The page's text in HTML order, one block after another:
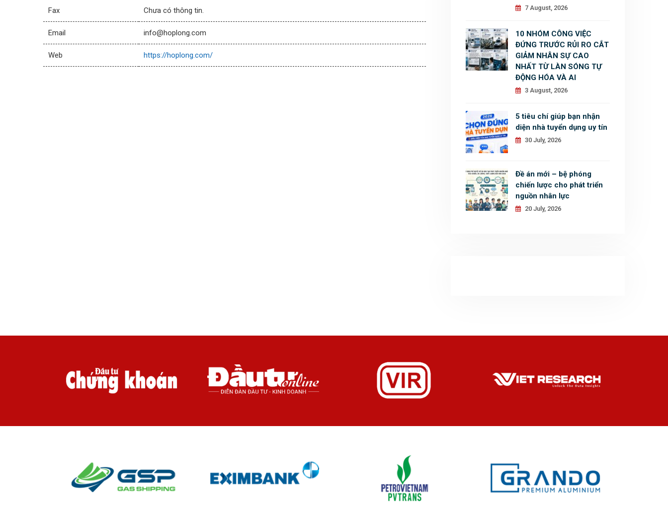
Fax Chưa có thông tin.
Email info@hoplong.com
Web https://hoplong.com/
7 August, 2026
10 NHÓM CÔNG VIỆC
ĐỨNG TRƯỚC RỦI RO CẮT
GIẢM NHÂN SỰ CAO
NHẤT TỪ LÀN SÓNG TỰ
ĐỘNG HÓA VÀ AI
3 August, 2026
5 tiêu chí giúp bạn nhận
diện nhà tuyển dụng uy tín
30 July, 2026
Đề án mới – bệ phóng
chiến lược cho phát triển
nguồn nhân lực
20 July, 2026